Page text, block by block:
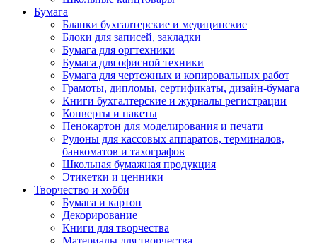
Бумага
Бланки бухгалтерские и медицинские
Блоки для записей, закладки
Бумага для оргтехники
Бумага для офисной техники
Бумага для чертежных и копировальных работ
Грамоты, дипломы, сертификаты, дизайн-бумага
Книги бухгалтерские и журналы регистрации
Конверты и пакеты
Пенокартон для моделирования и печати
Рулоны для кассовых аппаратов, терминалов,
банкоматов и тахографов
Школьная бумажная продукция
Этикетки и ценники
Творчество и хобби
Бумага и картон
Декорирование
Книги для творчества
Материалы для творчества